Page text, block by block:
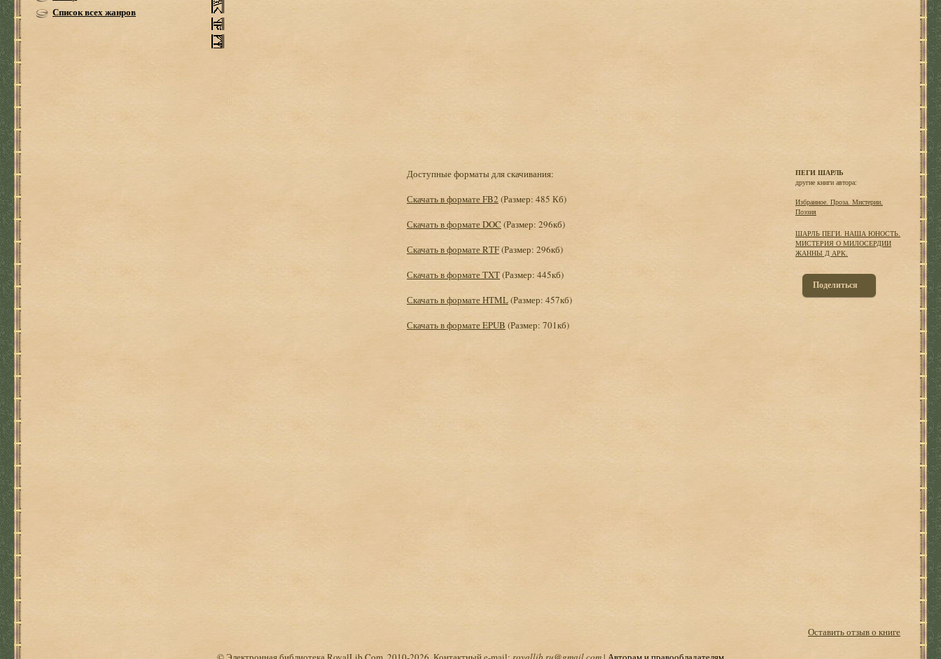
Список всех жанров
Доступные форматы для скачивания:
Скачать в формате FB2 (Размер: 485 Кб)
Скачать в формате DOC (Размер: 296кб)
Скачать в формате RTF(Размер: 296кб)
Скачать в формате TXT(Размер: 445кб)
Скачать в формате HTML(Размер: 457кб)
Скачать в формате EPUB (Размер: 701кб)
ПЕГИ ШАРЛЬ
другие книги автора:
Избранное. Проза. Мистерии.
Поэзия
ШАРЛЬ ПЕГИ. НАША ЮНОСТЬ.
МИСТЕРИЯ О МИЛОСЕРДИИ
ЖАННЫ Д АРК.
Поделиться
Оставить отзыв о книге